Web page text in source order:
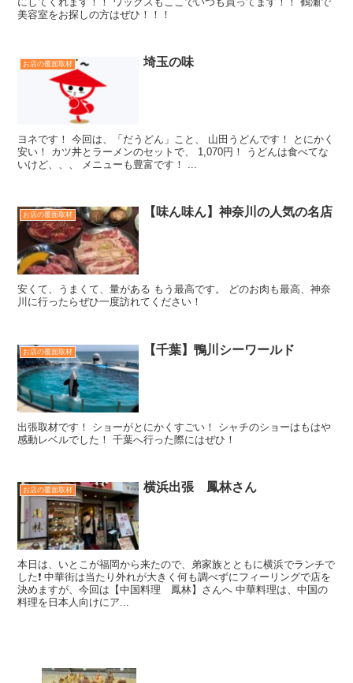
美容室をお探しの方はぜひ！！！
お店の覆面取材 埼玉の味
ヨネです！ 今回は、「だうどん」こと、 山田うどんです！ とにかく
安い！ カツ丼とラーメンのセットで、 1,070円！ うどんは食べてな
いけど、、、 メニューも豊富です！ ...
お店の覆面取材 【味ん味ん】神奈川の人気の名店
安くて、うまくて、量がある もう最高です。 どのお肉も最高、神奈
川に行ったらぜひ一度訪れてください！
お店の覆面取材 【千葉】鴨川シーワールド
出張取材です！ ショーがとにかくすごい！ シャチのショーはもはや
感動レベルでした！ 千葉へ行った際にはぜひ！
お店の覆面取材 横浜出張 鳳林さん
本日は、いとこが福岡から来たので、弟家族とともに横浜でランチで
した❗️ 中華街は当たり外れが大きく何も調べずにフィーリングで店を
決めますが、今回は【中国料理 鳳林】さんへ 中華料理は、中国の
料理を日本人向けにア...